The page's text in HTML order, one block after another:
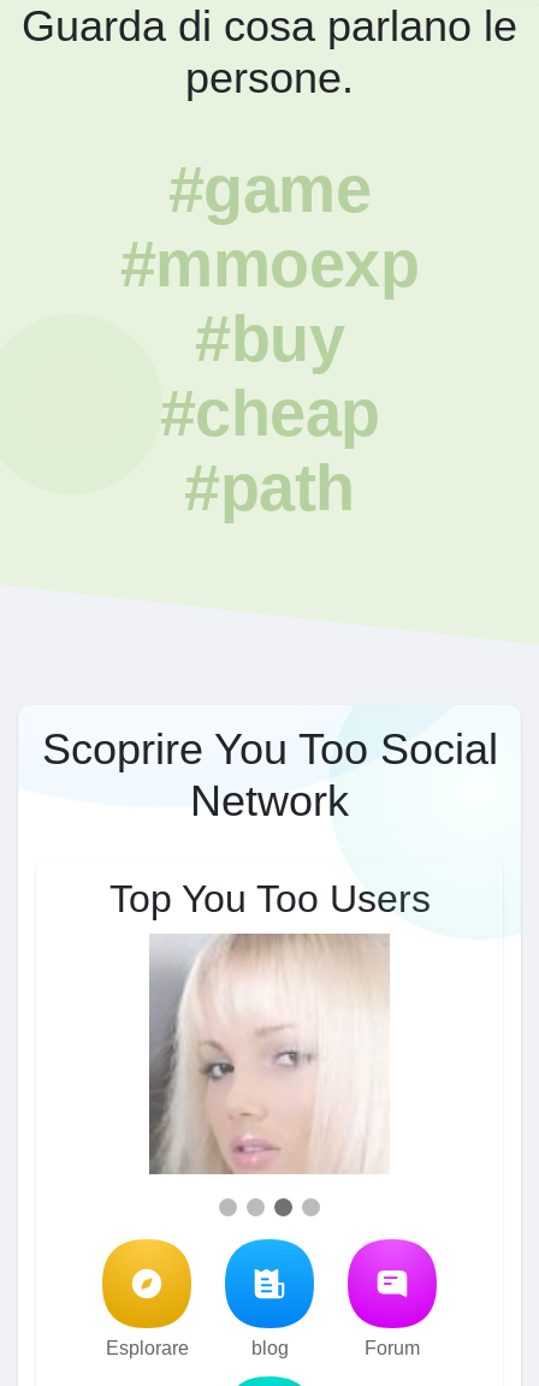
Guarda di cosa parlano le
persone.
#game
#mmoexp
#buy
#cheap
#path
Scoprire You Too Social
Network
Top You Too Users
Esplorare blog Forum